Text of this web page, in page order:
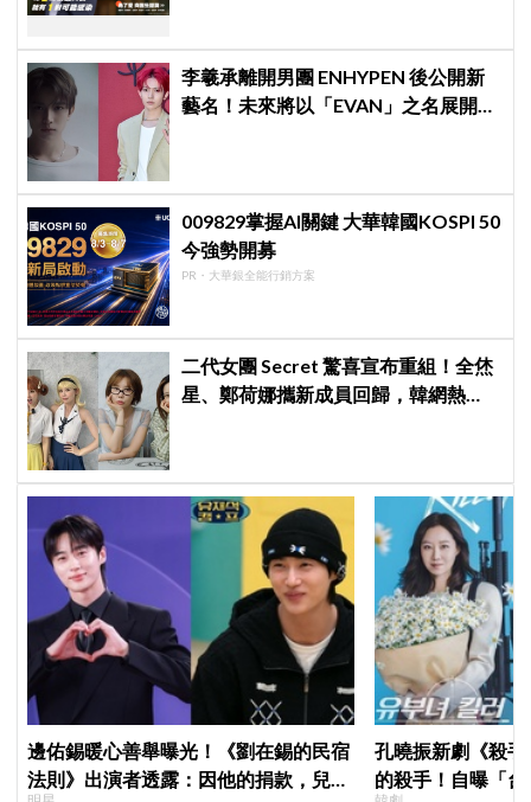
李羲承離開男團 ENHYPEN 後公開新
藝名！未來將以「EVAN」之名展開
009829掌握AI關鍵 大華韓國KOSPI 50
今強勢開募
PR・大華銀全能行銷方案
二代女團 Secret 驚喜宣布重組！全烋
星、鄭荷娜攜新成員回歸，韓網熱
邊佑錫暖心善舉曝光！《劉在錫的民宿
法則》出演者透露：因他的捐款，兒童
孔曉振新劇《殺
的殺手！自曝「